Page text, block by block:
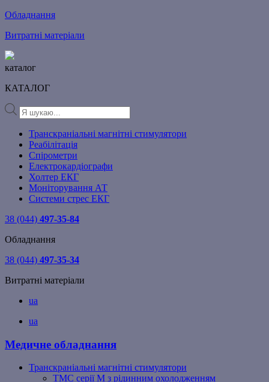
Обладнання
Витратні матеріали
каталог
КАТАЛОГ
Products
search
Транскраніальні магнітні стимулятори
Реабілітація
Спірометри
Електрокардіографи
Холтер ЕКГ
Моніторування АТ
Системи стрес ЕКГ
38 (044) 497-35-84
Обладнання
38 (044) 497-35-34
Витратні матеріали
ua
ua
Медичне обладнання
Транскраніальні магнітні стимулятори
ТМС серії M з рідинним охолодженням